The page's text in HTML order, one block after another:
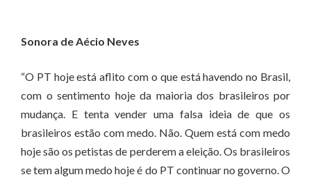
Sonora de Aécio Neves
“O PT hoje está aflito com o que está havendo no Brasil,
com o sentimento hoje da maioria dos brasileiros por
mudança. E tenta vender uma falsa ideia de que os
brasileiros estão com medo. Não. Quem está com medo
hoje são os petistas de perderem a eleição. Os brasileiros
se tem algum medo hoje é do PT continuar no governo. O